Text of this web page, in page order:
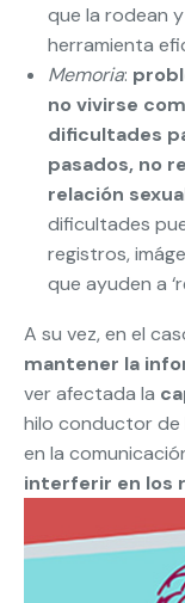
que la rodean
herramienta
Memoria:
no vivirse
dificultades
pasados, no
relación
dificultades
registros,
que ayuden a
A su vez, en el
mantener la
ver afectada la
hilo conductor de
en la
interferir en los